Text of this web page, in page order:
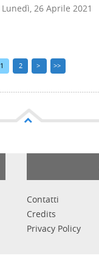
Lunedì, 26 Aprile 2021
1 2 > >>
Contatti
Credits
Privacy Policy